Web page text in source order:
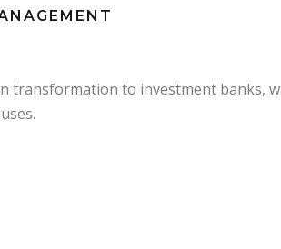
transformation to investment banks,